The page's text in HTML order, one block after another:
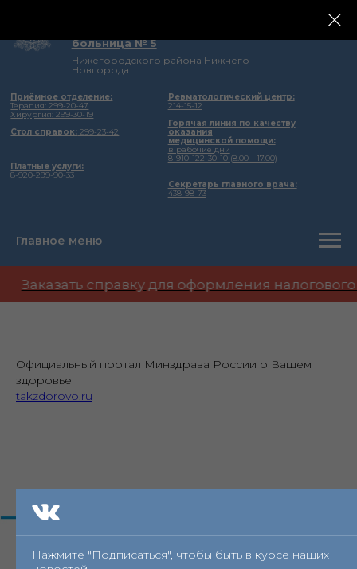
больница № 5
Приёмное отделение:
Терапия: 299-20-47
Хирургия: 299-30-19
Стол справок: 299-23-42
Ревматологический центр:
214-15-12
Горячая линия по качеству
оказания
медицинской помощи:
в рабочие дни
8-910-122-30-10 (8.00 - 17.00)
Секретарь главного врача:
438-98-73
Нижегородского района Нижнего
Новгорода
Платные услуги:
8-920-299-90-33
Главное меню
Заказать справку для оформления налогового
Официальный портал Минздрава России о Вашем
здоровье
takzdorovo.ru
Нажмите "Подписаться", чтобы быть в курсе наших